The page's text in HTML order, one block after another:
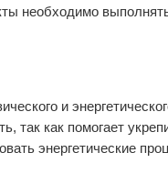
необходимо
и
так как помогает
энергетические